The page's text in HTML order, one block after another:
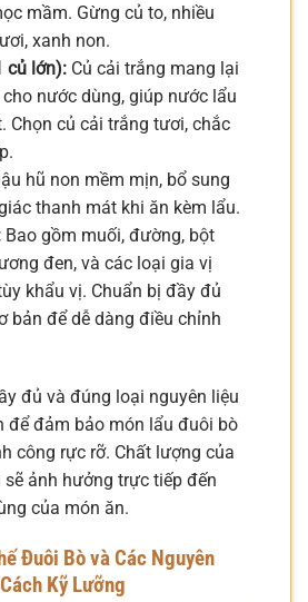
mầm. Gừng củ to, nhiều
xanh non.
củ lớn): Củ cải trắng mang lại
nước dùng, giúp nước lẩu
Chọn củ cải trắng tươi, chắc
hũ non mềm mịn, bổ sung
thanh mát khi ăn kèm lẩu.
Bao gồm muối, đường, bột
đen, và các loại gia vị
khẩu vị. Chuẩn bị đầy đủ
bản để dễ dàng điều chỉnh
đủ và đúng loại nguyên liệu
để đảm bảo món lẩu đuôi bò
công rực rỡ. Chất lượng của
ảnh hưởng trực tiếp đến
của món ăn.
Đuôi Bò và Các Nguyên
Kỹ Lưỡng